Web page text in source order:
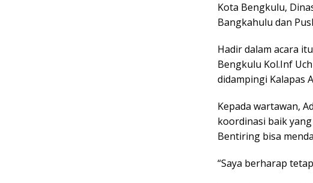
Kota Bengkulu,
Bangkahulu dan
Hadir dalam acara
Bengkulu Kol.Inf
didampingi Kalapas
Kepada wartawan,
koordinasi baik
Bentiring bisa
“Saya berharap